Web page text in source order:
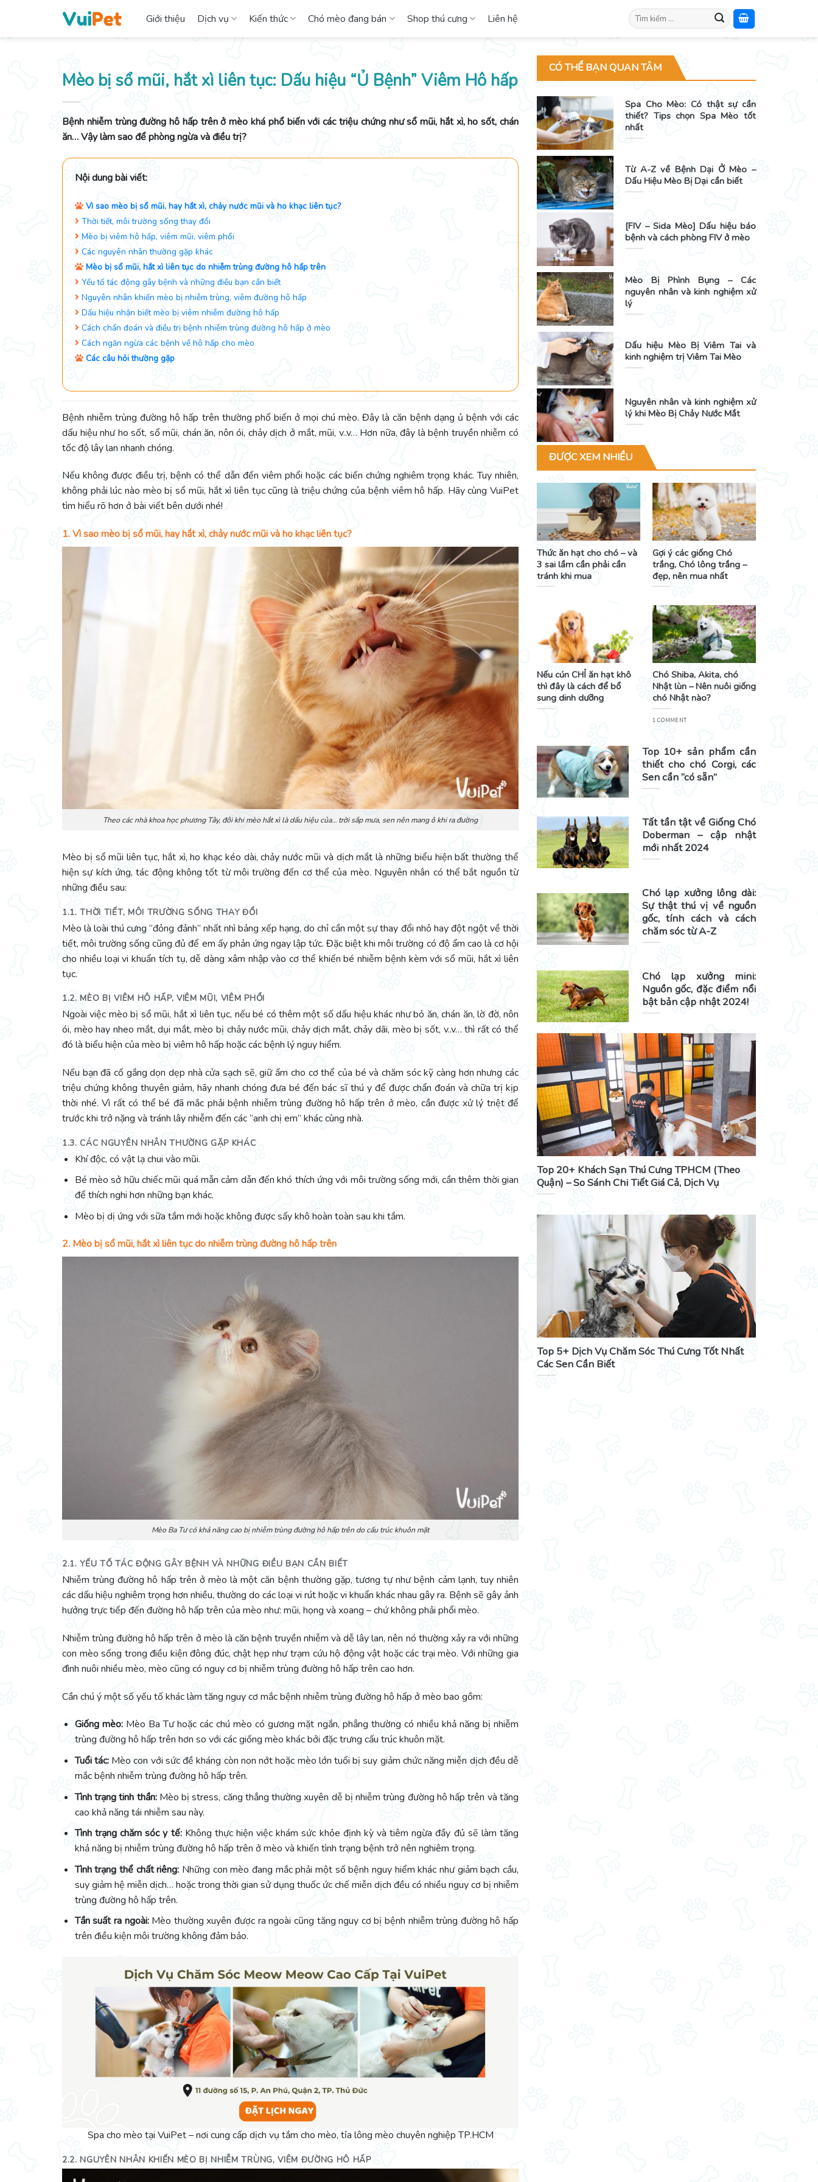
content
Giới thiệu Dịch vụ Kiến thức Chó mèo đang bán Shop thú cưng Liên hệ
Search
for:
Mèo bị sổ mũi, hắt xì liên tục: Dấu hiệu “Ủ Bệnh” Viêm Hô hấp
Bệnh nhiễm trùng đường hô hấp trên ở mèo khá phổ biến với các triệu chứng như sổ mũi, hắt xì, ho sốt, chán
ăn… Vậy làm sao để phòng ngừa và điều trị?
Nội dung bài viết:
Vì sao mèo bị sổ mũi, hay hắt xì, chảy nước mũi và ho khạc liên tục?
Thời tiết, môi trường sống thay đổi
Mèo bị viêm hô hấp, viêm mũi, viêm phổi
Các nguyên nhân thường gặp khác
Mèo bị sổ mũi, hắt xì liên tục do nhiễm trùng đường hô hấp trên
​​​​​​​ Yếu tố tác động gây bệnh và những điều bạn cần biết
Nguyên nhân khiến mèo bị nhiễm trùng, viêm đường hô hấp
​​​​​​​ Dấu hiệu nhận biết mèo bị viêm nhiễm đường hô hấp
​​​​​​​ Cách chẩn đoán và điều trị bệnh nhiễm trùng đường hô hấp ở mèo
​​​​​​​ Cách ngăn ngừa các bệnh về hô hấp cho mèo
Các câu hỏi thường gặp
Bệnh nhiễm trùng đường hô hấp trên thường phổ biến ở mọi chú mèo. Đây là căn bệnh dạng ủ bệnh với các
dấu hiệu như ho sốt, sổ mũi, chán ăn, nôn ói, chảy dịch ở mắt, mũi, v..v… Hơn nữa, đây là bệnh truyền nhiễm có
tốc độ lây lan nhanh chóng.
Nếu không được điều trị, bệnh có thể dẫn đến viêm phổi hoặc các biến chứng nghiêm trọng khác. Tuy nhiên,
không phải lúc nào mèo bị sổ mũi, hắt xì liên tục cũng là triệu chứng của bệnh viêm hô hấp. Hãy cùng VuiPet
tìm hiểu rõ hơn ở bài viết bên dưới nhé!
1. Vì sao mèo bị sổ mũi, hay hắt xì, chảy nước mũi và ho khạc liên tục?
Theo các nhà khoa học phương Tây, đôi khi mèo hắt xì là dấu hiệu của… trời sắp mưa, sen nên mang ô khi ra đường
Mèo bị sổ mũi liên tục, hắt xì, ho khạc kéo dài, chảy nước mũi và dịch mắt là những biểu hiện bất thường thể
hiện sự kích ứng, tác động không tốt từ môi trường đến cơ thể của mèo. Nguyên nhân có thể bắt nguồn từ
những điều sau:
1.1. THỜI TIẾT, MÔI TRƯỜNG SỐNG THAY ĐỔI
Mèo là loài thú cưng “đỏng đảnh” nhất nhì bảng xếp hạng, do chỉ cần một sự thay đổi nhỏ hay đột ngột về thời
tiết, môi trường sống cũng đủ để em ấy phản ứng ngay lập tức. Đặc biệt khi môi trường có độ ẩm cao là cơ hội
cho nhiều loại vi khuẩn tích tụ, dễ dàng xâm nhập vào cơ thể khiến bé nhiễm bệnh kèm với sổ mũi, hắt xì liên
tục.
1.2. MÈO BỊ VIÊM HÔ HẤP, VIÊM MŨI, VIÊM PHỔI
Ngoài việc mèo bị sổ mũi, hắt xì liên tục, nếu bé có thêm một số dấu hiệu khác như bỏ ăn, chán ăn, lờ đờ, nôn
ói, mèo hay nheo mắt, dụi mắt, mèo bị chảy nước mũi, chảy dịch mắt, chảy dãi, mèo bị sốt, v..v… thì rất có thể
đó là biểu hiện của mèo bị viêm hô hấp hoặc các bệnh lý nguy hiểm.
Nếu bạn đã cố gắng dọn dẹp nhà cửa sạch sẽ, giữ ấm cho cơ thể của bé và chăm sóc kỹ càng hơn nhưng các
triệu chứng không thuyên giảm, hãy nhanh chóng đưa bé đến bác sĩ thú y để được chẩn đoán và chữa trị kịp
thời nhé. Vì rất có thể bé đã mắc phải bệnh nhiễm trùng đường hô hấp trên ở mèo, cần được xử lý triệt để
trước khi trở nặng và tránh lây nhiễm đến các “anh chị em” khác cùng nhà.
1.3. CÁC NGUYÊN NHÂN THƯỜNG GẶP KHÁC
Khí độc, có vật lạ chui vào mũi.
Bé mèo sở hữu chiếc mũi quá mẫn cảm dẫn đến khó thích ứng với môi trường sống mới, cần thêm thời gian
để thích nghi hơn những bạn khác.
Mèo bị dị ứng với sữa tắm mới hoặc không được sấy khô hoàn toàn sau khi tắm.
2. Mèo bị sổ mũi, hắt xì liên tục do nhiễm trùng đường hô hấp trên
Mèo Ba Tư có khả năng cao bị nhiễm trùng đường hô hấp trên do cấu trúc khuôn mặt
2.1. YẾU TỐ TÁC ĐỘNG GÂY BỆNH VÀ NHỮNG ĐIỀU BẠN CẦN BIẾT
Nhiễm trùng đường hô hấp trên ở mèo là một căn bệnh thường gặp, tương tự như bệnh cảm lạnh, tuy nhiên
các dấu hiệu nghiêm trọng hơn nhiều, thường do các loại vi rút hoặc vi khuẩn khác nhau gây ra. Bệnh sẽ gây ảnh
hưởng trực tiếp đến đường hô hấp trên của mèo như: mũi, họng và xoang – chứ không phải phổi mèo.
Nhiễm trùng đường hô hấp trên ở mèo là căn bệnh truyền nhiễm và dễ lây lan, nên nó thường xảy ra với những
con mèo sống trong điều kiện đông đúc, chật hẹp như trạm cứu hộ động vật hoặc các trại mèo. Với những gia
đình nuôi nhiều mèo, mèo cũng có nguy cơ bị nhiễm trùng đường hô hấp trên cao hơn.
Cần chú ý một số yếu tố khác làm tăng nguy cơ mắc bệnh nhiễm trùng đường hô hấp ở mèo bao gồm:
Giống mèo: Mèo Ba Tư hoặc các chú mèo có gương mặt ngắn, phẳng thường có nhiều khả năng bị nhiễm
trùng đường hô hấp trên hơn so với các giống mèo khác bởi đặc trưng cấu trúc khuôn mặt.
Tuổi tác: Mèo con với sức đề kháng còn non nớt hoặc mèo lớn tuổi bị suy giảm chức năng miễn dịch đều dễ
mắc bệnh nhiễm trùng đường hô hấp trên.
Tình trạng tinh thần: Mèo bị stress, căng thẳng thường xuyên dễ bị nhiễm trùng đường hô hấp trên và tăng
cao khả năng tái nhiễm sau này.
Tình trạng chăm sóc y tế:Không thực hiện việc khám sức khỏe định kỳ và tiêm ngừa đầy đủ sẽ làm tăng
khả năng bị nhiễm trùng đường hô hấp trên ở mèo và khiến tình trạng bệnh trở nên nghiêm trọng.
Tình trạng thể chất riêng: Những con mèo đang mắc phải một số bệnh nguy hiểm khác như giảm bạch cầu,
suy giảm hệ miễn dịch… hoặc trong thời gian sử dụng thuốc ức chế miễn dịch đều có nhiều nguy cơ bị nhiễm
trùng đường hô hấp trên.
Tần suất ra ngoài:Mèo thường xuyên được ra ngoài cũng tăng nguy cơ bị bệnh nhiễm trùng đường hô hấp
trên điều kiện môi trường không đảm bảo.
Spa cho mèo tại VuiPet – nơi cung cấp dịch vụ tắm cho mèo, tỉa lông mèo chuyên nghiệp TP.HCM
2.2. NGUYÊN NHÂN KHIẾN MÈO BỊ NHIỄM TRÙNG, VIÊM ĐƯỜNG HÔ HẤP
CÓ THỂ BẠN QUAN TÂM
Spa Cho Mèo: Có thật sự cần
thiết? Tips chọn Spa Mèo tốt
nhất
Từ A-Z về Bệnh Dại Ở Mèo –
Dấu Hiệu Mèo Bị Dại cần biết
[FIV – Sida Mèo] Dấu hiệu báo
bệnh và cách phòng FIV ở mèo
Mèo Bị Phình Bụng – Các
nguyên nhân và kinh nghiệm xử
lý
Dấu hiệu Mèo Bị Viêm Tai và
kinh nghiệm trị Viêm Tai Mèo
Nguyên nhân và kinh nghiệm xử
lý khi Mèo Bị Chảy Nước Mắt
ĐƯỢC XEM NHIỀU
Thức ăn hạt cho chó – và
3 sai lầm cần phải cần
tránh khi mua
Gợi ý các giống Chó
trắng, Chó lông trắng –
đẹp, nên mua nhất
Nếu cún CHỈ ăn hạt khô
thì đây là cách để bổ
sung dinh dưỡng
Chó Shiba, Akita, chó
Nhật lùn – Nên nuôi giống
chó Nhật nào?
1 COMMENT
Top 10+ sản phẩm cần
thiết cho chó Corgi, các
Sen cần “có sẵn”
Tất tần tật về Giống Chó
Doberman – cập nhật
mới nhất 2024
Chó lạp xưởng lông dài:
Sự thật thú vị về nguồn
gốc, tính cách và cách
chăm sóc từ A-Z
Chó lạp xưởng mini:
Nguồn gốc, đặc điểm nổi
bật bản cập nhật 2024!
Top 20+ Khách Sạn Thú Cưng TPHCM (Theo
Quận) – So Sánh Chi Tiết Giá Cả, Dịch Vụ
Top 5+ Dịch Vụ Chăm Sóc Thú Cưng Tốt Nhất
Các Sen Cần Biết